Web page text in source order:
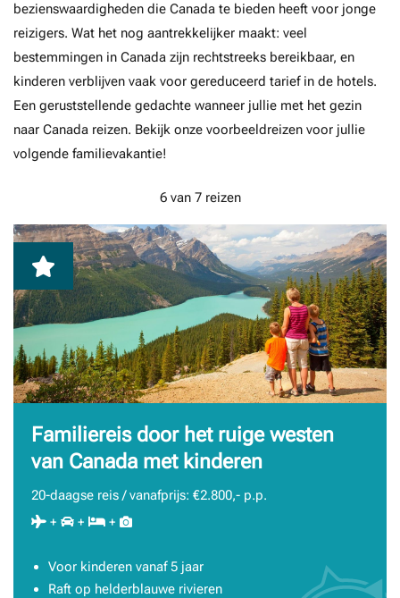
bezienswaardigheden die Canada te bieden heeft voor jonge
reizigers. Wat het nog aantrekkelijker maakt: veel
bestemmingen in Canada zijn rechtstreeks bereikbaar, en
kinderen verblijven vaak voor gereduceerd tarief in de hotels.
Een geruststellende gedachte wanneer jullie met het gezin
naar Canada reizen. Bekijk onze voorbeeldreizen voor jullie
volgende familievakantie!
6van 7 reizen
Familiereis door het ruige westen
van Canada met kinderen
20-daagse reis / vanafprijs: €2.800,- p.p.
+
+ +
Voor kinderen vanaf 5 jaar
Raft op helderblauwe rivieren